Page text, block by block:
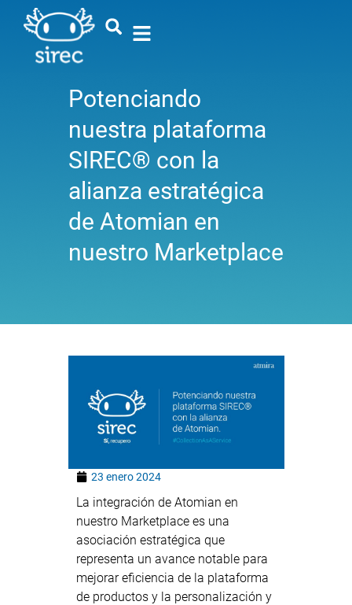
Potenciando
nuestra plataforma
SIREC® con la
alianza estratégica
de Atomian en
nuestro Marketplace
23 enero 2024
La integración de Atomian en
nuestro Marketplace es una
asociación estratégica que
representa un avance notable para
mejorar eficiencia de la plataforma
de productos y la personalización y